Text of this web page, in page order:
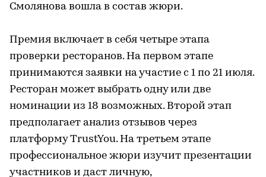
Смолянова вошла в состав жюри.
Премия включает в себя четыре этапа
проверки ресторанов. На первом этапе
принимаются заявки на участие с 1 по 21 июля.
Ресторан может выбрать одну или две
номинации из 18 возможных. Второй этап
предполагает анализ отзывов через
платформу TrustYou. На третьем этапе
профессиональное жюри изучит презентации
участников и даст личную,